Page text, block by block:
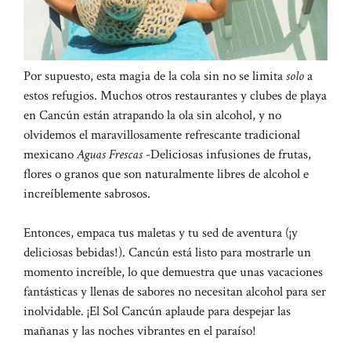
Por supuesto, esta magia de la cola sin no se limitasoloa
estos refugios. Muchos otros restaurantes y clubes de playa
en Cancún están atrapando la ola sin alcohol, y no
olvidemos el maravillosamente refrescante tradicional
mexicanoAguas Frescas-Deliciosas infusiones de frutas,
flores o granos que son naturalmente libres de alcohol e
increíblemente sabrosos.
Entonces, empaca tus maletas y tu sed de aventura (¡y
deliciosas bebidas!). Cancún está listo para mostrarle un
momento increíble, lo que demuestra que unas vacaciones
fantásticas y llenas de sabores no necesitan alcohol para ser
inolvidable. ¡El Sol Cancún aplaude para despejar las
mañanas y las noches vibrantes en el paraíso!